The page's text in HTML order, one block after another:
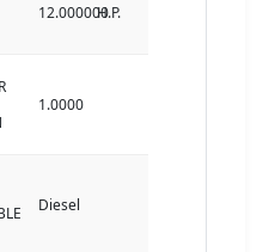
12.000000H.P.
1.0000
Diesel